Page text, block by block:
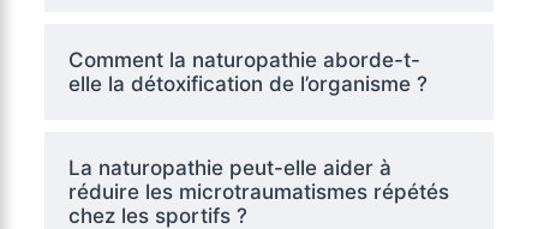
Comment la naturopathie aborde-t-
elle la détoxification de l’organisme ?
La naturopathie peut-elle aider à
réduire les microtraumatismes répétés
chez les sportifs ?